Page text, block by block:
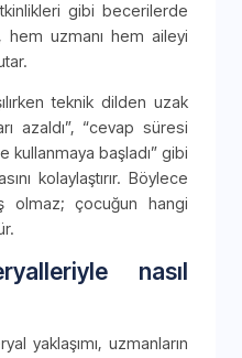
gibi becerilerde
uzmanı hem aileyi
teknik dilden uzak
azaldı”, “cevap süresi
kullanmaya başladı” gibi
kolaylaştırır. Böylece
olmaz; çocuğun hangi
nasıl
yaklaşımı, uzmanların